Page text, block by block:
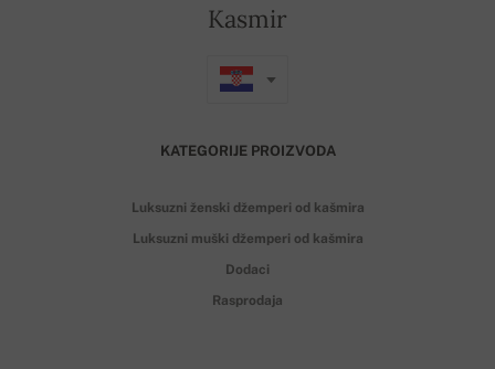
Kasmir
KATEGORIJE PROIZVODA
Luksuzni ženski džemperi od kašmira
Luksuzni muški džemperi od kašmira
Dodaci
Rasprodaja